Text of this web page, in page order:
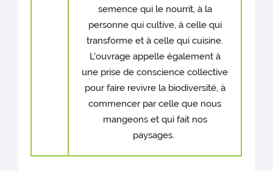
semence qui le nourrit, à la
personne qui cultive, à celle qui
transforme et à celle qui cuisine.
L'ouvrage appelle également à
une prise de conscience collective
pour faire revivre la biodiversité, à
commencer par celle que nous
mangeons et qui fait nos
paysages.